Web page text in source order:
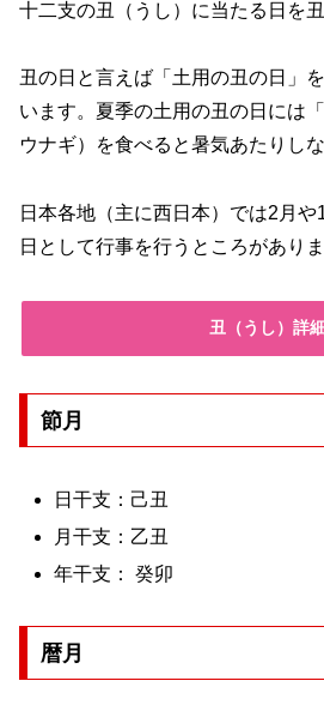
十二支の丑（うし）に当たる日を
丑の日と言えば「土用の丑の日」
います。夏季の土用の丑の日には
ウナギ）を食べると暑気あたりし
日本各地（主に西日本）では2月
日として行事を行うところがありま
丑（うし）詳
節月
日干支：己丑
月干支：乙丑
年干支： 癸卯
暦月